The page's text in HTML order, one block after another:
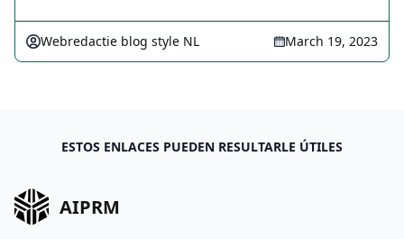
Webredactie blog style NL March 19, 2023
ESTOS ENLACES PUEDEN RESULTARLE ÚTILES
AIPRM